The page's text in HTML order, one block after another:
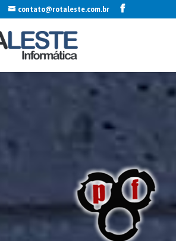
contato@rotaleste.com.br